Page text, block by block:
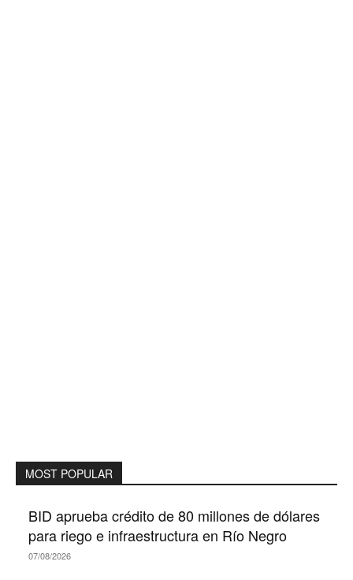
MOST POPULAR
BID aprueba crédito de 80 millones de dólares
para riego e infraestructura en Río Negro
07/08/2026